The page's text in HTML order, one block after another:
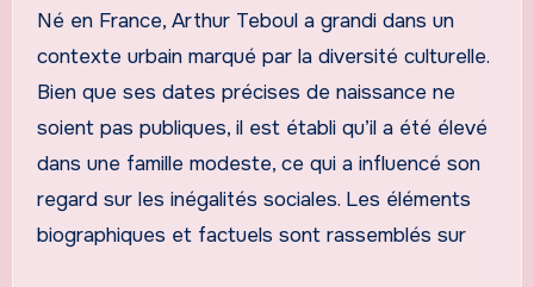
Né en France, Arthur Teboul a grandi dans un
contexte urbain marqué par la diversité culturelle.
Bien que ses dates précises de naissance ne
soient pas publiques, il est établi qu’il a été élevé
dans une famille modeste, ce qui a influencé son
regard sur les inégalités sociales. Les éléments
biographiques et factuels sont rassemblés sur